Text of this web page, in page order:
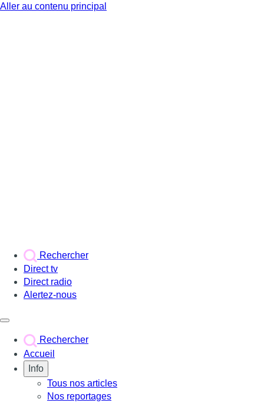
Aller au contenu principal
Rechercher
Direct tv
Direct radio
Alertez-nous
Rechercher
Accueil
Info
Tous nos articles
Nos reportages